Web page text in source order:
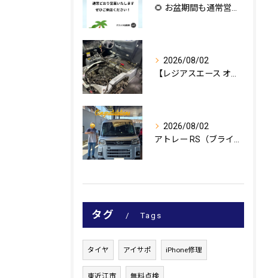
2026/08/02
2026/08/02
タグ Tags
タイヤ アイサポ iPhone修理
東近江市 無料点検